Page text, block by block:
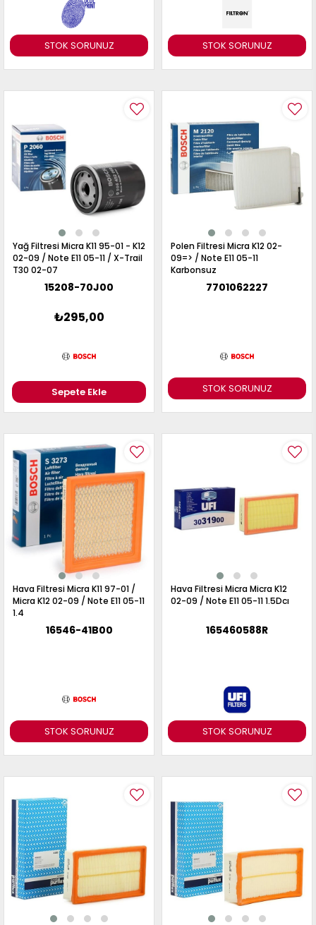
STOK SORUNUZ STOK SORUNUZ
Yağ Filtresi Micra K11 95-01 - K12
02-09 / Note E11 05-11 / X-Trail
T30 02-07
15208-70J00
₺295,00
Sepete Ekle STOK SORUNUZ
Polen Filtresi Micra K12 02-
09=> / Note E11 05-11
Karbonsuz
7701062227
STOK SORUNUZ
Hava Filtresi Micra K11 97-01 /
Micra K12 02-09 / Note E11 05-11
1.4
16546-41B00
STOK SORUNUZ
Hava Filtresi Micra Micra K12
02-09 / Note E11 05-11 1.5Dcı
165460588R